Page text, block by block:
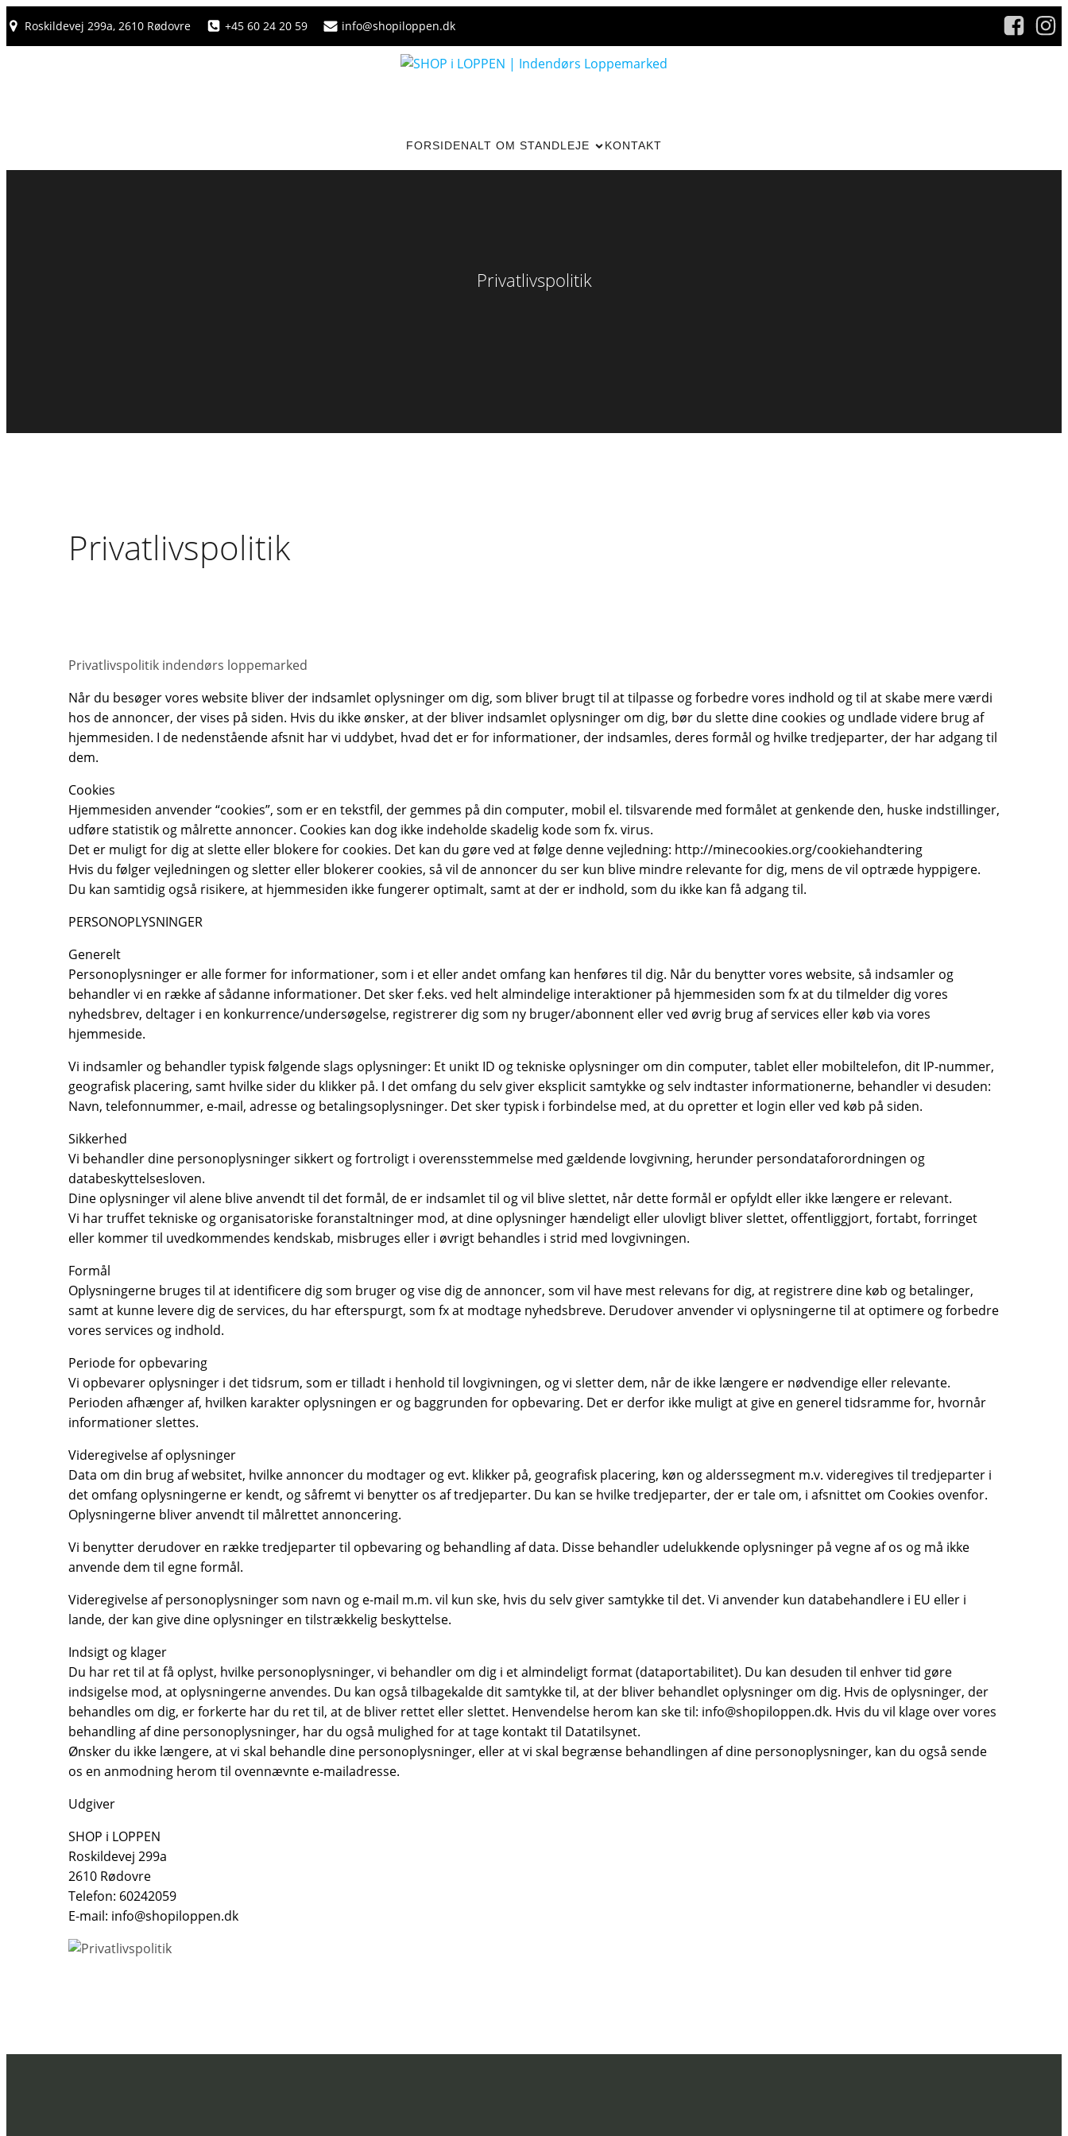
Roskildevej 299a, 2610 Rødovre +45 60 24 20 59 info@shopiloppen.dk
FORSIDENALT OM STANDLEJE KONTAKT
Privatlivspolitik
Privatlivspolitik
Privatlivspolitik indendørs loppemarked
Når du besøger vores website bliver der indsamlet oplysninger om dig, som bliver brugt til at tilpasse og forbedre vores indhold og til at skabe mere værdi
hos de annoncer, der vises på siden. Hvis du ikke ønsker, at der bliver indsamlet oplysninger om dig, bør du slette dine cookies og undlade videre brug af
hjemmesiden. I de nedenstående afsnit har vi uddybet, hvad det er for informationer, der indsamles, deres formål og hvilke tredjeparter, der har adgang til
dem.
Cookies
Hjemmesiden anvender “cookies”, som er en tekstfil, der gemmes på din computer, mobil el. tilsvarende med formålet at genkende den, huske indstillinger,
udføre statistik og målrette annoncer. Cookies kan dog ikke indeholde skadelig kode som fx. virus.
Det er muligt for dig at slette eller blokere for cookies. Det kan du gøre ved at følge denne vejledning: http://minecookies.org/cookiehandtering
Hvis du følger vejledningen og sletter eller blokerer cookies, så vil de annoncer du ser kun blive mindre relevante for dig, mens de vil optræde hyppigere.
Du kan samtidig også risikere, at hjemmesiden ikke fungerer optimalt, samt at der er indhold, som du ikke kan få adgang til.
PERSONOPLYSNINGER
Generelt
Personoplysninger er alle former for informationer, som i et eller andet omfang kan henføres til dig. Når du benytter vores website, så indsamler og
behandler vi en række af sådanne informationer. Det sker f.eks. ved helt almindelige interaktioner på hjemmesiden som fx at du tilmelder dig vores
nyhedsbrev, deltager i en konkurrence/undersøgelse, registrerer dig som ny bruger/abonnent eller ved øvrig brug af services eller køb via vores
hjemmeside.
Vi indsamler og behandler typisk følgende slags oplysninger: Et unikt ID og tekniske oplysninger om din computer, tablet eller mobiltelefon, dit IP-nummer,
geografisk placering, samt hvilke sider du klikker på. I det omfang du selv giver eksplicit samtykke og selv indtaster informationerne, behandler vi desuden:
Navn, telefonnummer, e-mail, adresse og betalingsoplysninger. Det sker typisk i forbindelse med, at du opretter et login eller ved køb på siden.
Sikkerhed
Vi behandler dine personoplysninger sikkert og fortroligt i overensstemmelse med gældende lovgivning, herunder persondataforordningen og
databeskyttelsesloven.
Dine oplysninger vil alene blive anvendt til det formål, de er indsamlet til og vil blive slettet, når dette formål er opfyldt eller ikke længere er relevant.
Vi har truffet tekniske og organisatoriske foranstaltninger mod, at dine oplysninger hændeligt eller ulovligt bliver slettet, offentliggjort, fortabt, forringet
eller kommer til uvedkommendes kendskab, misbruges eller i øvrigt behandles i strid med lovgivningen.
Formål
Oplysningerne bruges til at identificere dig som bruger og vise dig de annoncer, som vil have mest relevans for dig, at registrere dine køb og betalinger,
samt at kunne levere dig de services, du har efterspurgt, som fx at modtage nyhedsbreve. Derudover anvender vi oplysningerne til at optimere og forbedre
vores services og indhold.
Periode for opbevaring
Vi opbevarer oplysninger i det tidsrum, som er tilladt i henhold til lovgivningen, og vi sletter dem, når de ikke længere er nødvendige eller relevante.
Perioden afhænger af, hvilken karakter oplysningen er og baggrunden for opbevaring. Det er derfor ikke muligt at give en generel tidsramme for, hvornår
informationer slettes.
Videregivelse af oplysninger
Data om din brug af websitet, hvilke annoncer du modtager og evt. klikker på, geografisk placering, køn og alderssegment m.v. videregives til tredjeparter i
det omfang oplysningerne er kendt, og såfremt vi benytter os af tredjeparter. Du kan se hvilke tredjeparter, der er tale om, i afsnittet om Cookies ovenfor.
Oplysningerne bliver anvendt til målrettet annoncering.
Vi benytter derudover en række tredjeparter til opbevaring og behandling af data. Disse behandler udelukkende oplysninger på vegne af os og må ikke
anvende dem til egne formål.
Videregivelse af personoplysninger som navn og e-mail m.m. vil kun ske, hvis du selv giver samtykke til det. Vi anvender kun databehandlere i EU eller i
lande, der kan give dine oplysninger en tilstrækkelig beskyttelse.
Indsigt og klager
Du har ret til at få oplyst, hvilke personoplysninger, vi behandler om dig i et almindeligt format (dataportabilitet). Du kan desuden til enhver tid gøre
indsigelse mod, at oplysningerne anvendes. Du kan også tilbagekalde dit samtykke til, at der bliver behandlet oplysninger om dig. Hvis de oplysninger, der
behandles om dig, er forkerte har du ret til, at de bliver rettet eller slettet. Henvendelse herom kan ske til: info@shopiloppen.dk. Hvis du vil klage over vores
behandling af dine personoplysninger, har du også mulighed for at tage kontakt til Datatilsynet.
Ønsker du ikke længere, at vi skal behandle dine personoplysninger, eller at vi skal begrænse behandlingen af dine personoplysninger, kan du også sende
os en anmodning herom til ovennævnte e-mailadresse.
Udgiver
SHOP i LOPPEN
Roskildevej 299a
2610 Rødovre
Telefon: 60242059
E-mail: info@shopiloppen.dk